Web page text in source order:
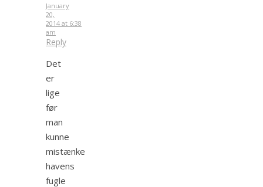
January
20,
2014 at 6:38
am
Reply
Det
er
lige
før
man
kunne
mistænke
havens
fugle